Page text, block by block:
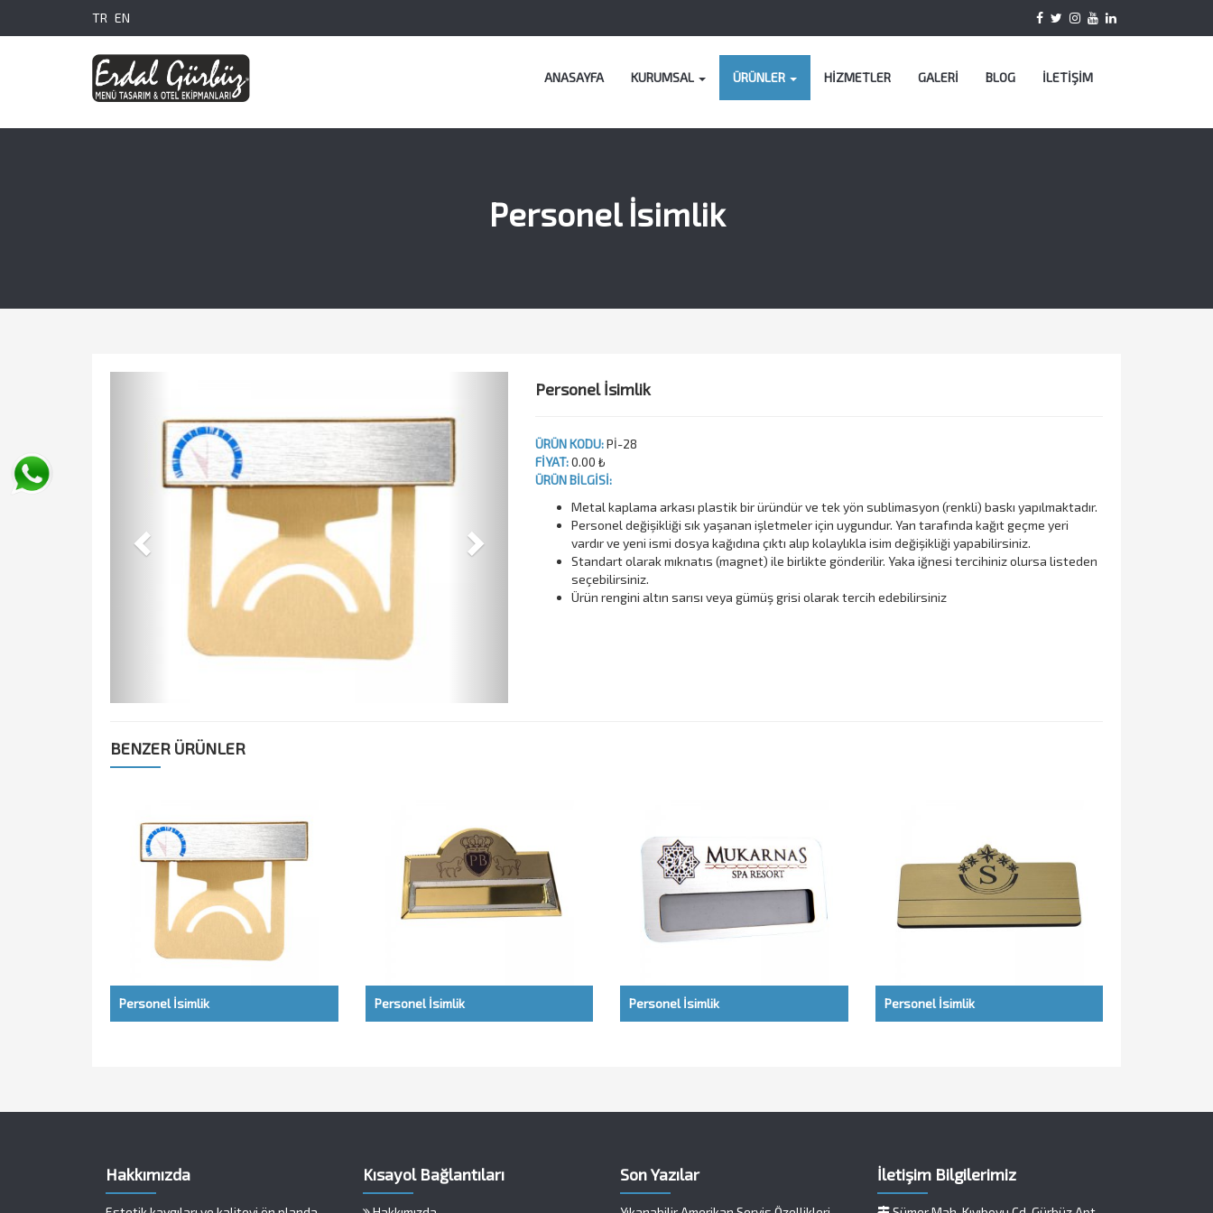
TR EN
ANASAYFA KURUMSAL ÜRÜNLER HİZMETLER GALERİ BLOG İLETİŞİM
Personel İsimlik
Personel İsimlik
ÜRÜN KODU:Pİ-28
FİYAT:0.00 ₺
ÜRÜN BİLGİSİ:
Metal kaplama arkası plastik bir üründür ve tek yön sublimasyon (renkli) baskı yapılmaktadır.
Personel değişikliği sık yaşanan işletmeler için uygundur. Yan tarafında kağıt geçme yeri
vardır ve yeni ismi dosya kağıdına çıktı alıp kolaylıkla isim değişikliği yapabilirsiniz.
Standart olarak mıknatıs (magnet) ile birlikte gönderilir. Yaka iğnesi tercihiniz olursa listeden
seçebilirsiniz.
Ürün rengini altın sarısı veya gümüş grisi olarak tercih edebilirsiniz
BENZER ÜRÜNLER
Personel İsimlik Personel İsimlik Personel İsimlik Personel İsimlik
Hakkımızda Kısayol Bağlantıları Son Yazılar İletişim Bilgilerimiz